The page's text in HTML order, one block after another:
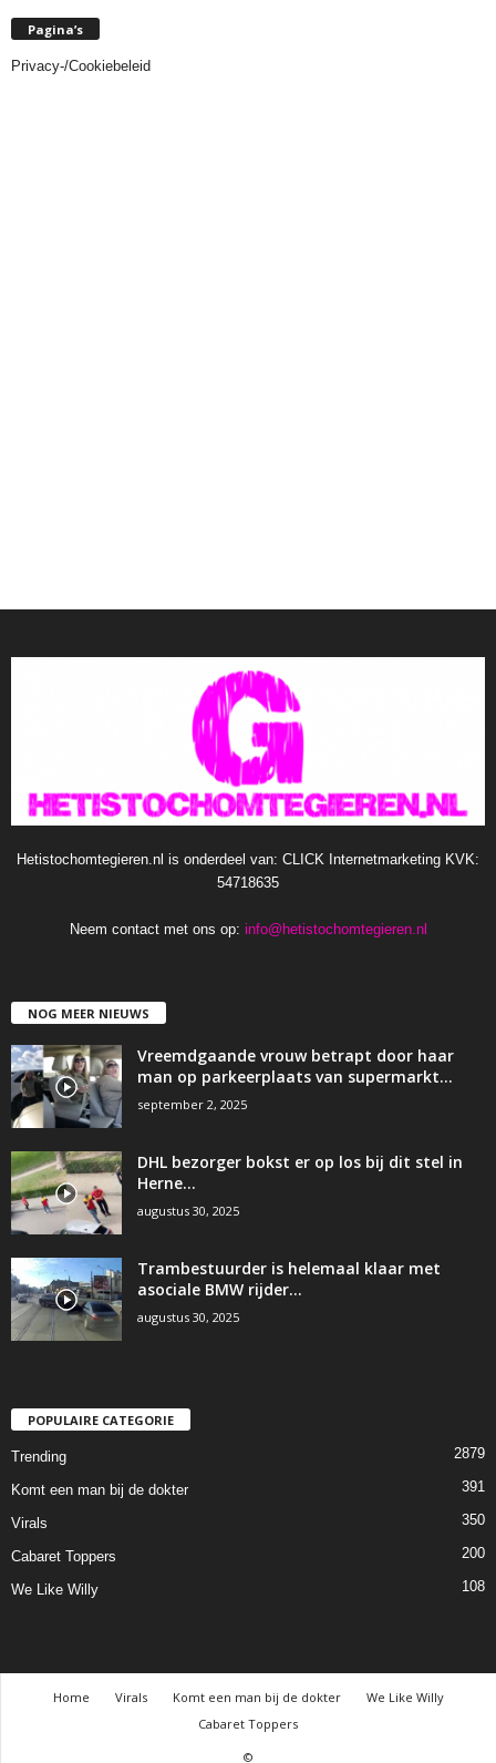
Pagina’s
Privacy-/Cookiebeleid
Hetistochomtegieren.nl is onderdeel van: CLICK Internetmarketing KVK:
54718635
Neem contact met ons op: info@hetistochomtegieren.nl
NOG MEER NIEUWS
Vreemdgaande vrouw betrapt door haar
man op parkeerplaats van supermarkt…
september 2, 2025
DHL bezorger bokst er op los bij dit stel in
Herne…
augustus 30, 2025
Trambestuurder is helemaal klaar met
asociale BMW rijder…
augustus 30, 2025
POPULAIRE CATEGORIE
Trending 2879
Komt een man bij de dokter 391
Virals 350
Cabaret Toppers 200
We Like Willy 108
Home Virals Komt een man bij de dokter
We Like Willy
Cabaret Toppers
©